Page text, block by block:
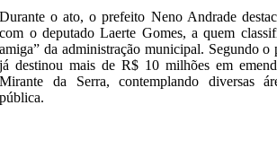
Durante o ato, o prefeito Neno Andrade
com o deputado Laerte Gomes, a quem
amiga” da administração municipal. Segundo o
já destinou mais de R$ 10 milhões em
Mirante da Serra, contemplando diversas
pública.